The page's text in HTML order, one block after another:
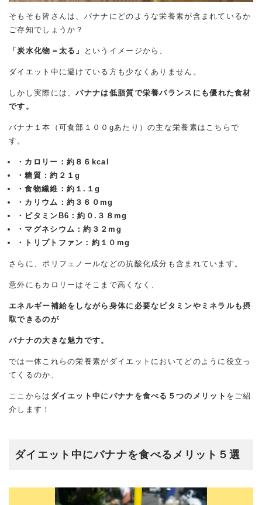
そもそも皆さんは、バナナにどのような栄養素が含まれているか
ご存知でしょうか？
「炭水化物＝太る」 というイメージから、
ダイエット中に避けている方も少なくありません。
しかし実際には、バナナは低脂質で栄養バランスにも優れた食材
です。
バナナ１本（可食部１００gあたり）の主な栄養素はこちらで
す。
・カロリー：約８６kcal
・糖質：約２１g
・食物繊維：約１.１g
・カリウム：約３６０mg
・ビタミンB6：約０.３８mg
・マグネシウム：約３２mg
・トリプトファン：約１０mg
さらに、ポリフェノールなどの抗酸化成分も含まれています。
意外にもカロリーはそこまで高くなく、
エネルギー補給をしながら身体に必要なビタミンやミネラルも摂
取できるのが
バナナの大きな魅力です。
では一体これらの栄養素がダイエットにおいてどのように役立っ
てくるのか、
ここからは ダイエット中にバナナを食べる５つのメリット をご紹
介します！
ダイエット中にバナナを食べるメリット５選